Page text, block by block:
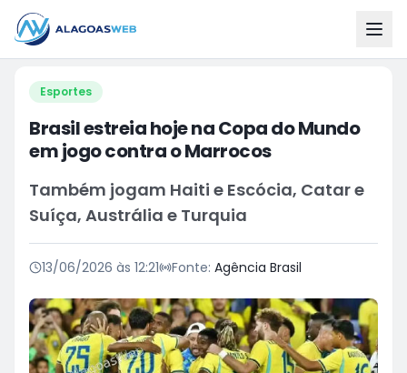
Esportes
Brasil estreia hoje na Copa do Mundo
em jogo contra o Marrocos
Também jogam Haiti e Escócia, Catar e
Suíça, Austrália e Turquia
13/06/2026 às 12:21 Fonte: Agência Brasil